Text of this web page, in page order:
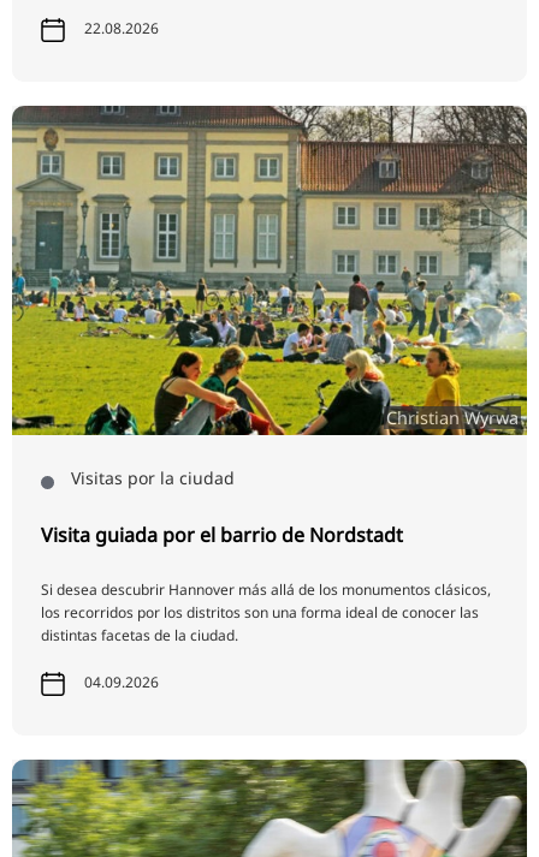
22.08.2026
Christian Wyrwa
Visitas por la ciudad
Visita guiada por el barrio de Nordstadt
Si desea descubrir Hannover más allá de los monumentos clásicos,
los recorridos por los distritos son una forma ideal de conocer las
distintas facetas de la ciudad.
04.09.2026